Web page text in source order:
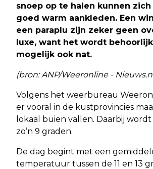
snoep op te halen kunnen
goed warm aankleden. Een
een paraplu zijn zeker geen
luxe, want het wordt
mogelijk ook nat.
(bron: ANP/Weeronline -
Volgens het weerbureau
er vooral in de kustprovincies
lokaal buien vallen. Daarbij wordt
zo’n 9 graden.
De dag begint met een
temperatuur tussen de 11 en 13